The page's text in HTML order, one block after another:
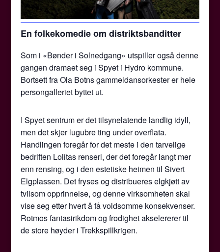
En folkekomedie om distriktsbanditter
Som i «Bønder i Solnedgang» utspiller også denne
gangen dramaet seg i Spyet i Hydro kommune.
Bortsett fra Ola Botns gammeldansorkester er hele
persongalleriet byttet ut.
I Spyet sentrum er det tilsynelatende landlig idyll,
men det skjer lugubre ting under overflata.
Handlingen foregår for det meste i den tarvelige
bedriften Lolitas renseri, der det foregår langt mer
enn rensing, og i den estetiske heimen til Sivert
Elgplassen. Det fryses og distribueres elgkjøtt av
tvilsom opprinnelse, og denne virksomheten skal
vise seg etter hvert å få voldsomme konsekvenser.
Rotmos fantasirikdom og frodighet akselererer til
de store høyder i Trekkspillkrigen.